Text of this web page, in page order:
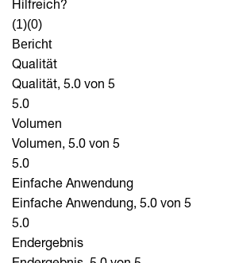
Hilfreich?
(1)(0)
Bericht
Qualität
Qualität, 5.0 von 5
5.0
Volumen
Volumen, 5.0 von 5
5.0
Einfache Anwendung
Einfache Anwendung, 5.0 von 5
5.0
Endergebnis